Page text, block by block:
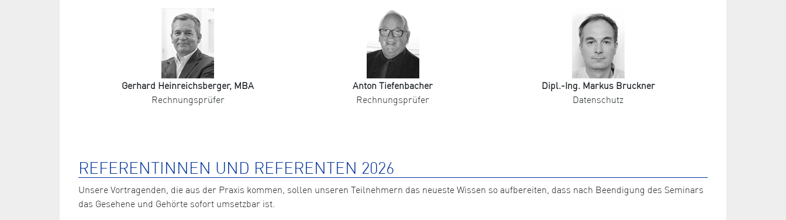
Gerhard Heinreichsberger, MBA
Rechnungsprüfer
Anton Tiefenbacher
Rechnungsprüfer
Dipl.-Ing. Markus Bruckner
Datenschutz
REFERENTINNEN UND REFERENTEN 2026
Unsere Vortragenden, die aus der Praxis kommen, sollen unseren Teilnehmern das neueste Wissen so aufbereiten, dass nach Beendigung des Seminars
das Gesehene und Gehörte sofort umsetzbar ist.